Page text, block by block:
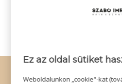
Impresszum|Adatkezelési tájékoztató
Ez az oldal sütiket
Weboldalunkon „cookie"-kat